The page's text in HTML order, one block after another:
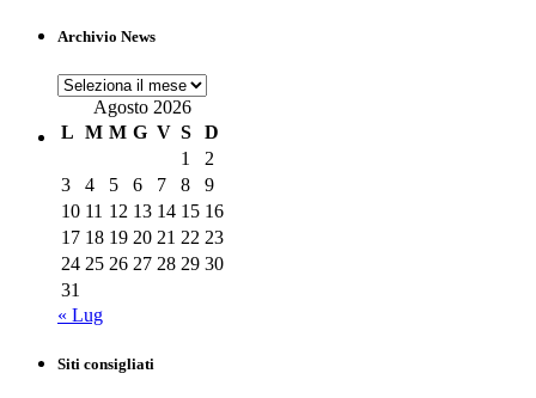
Archivio News
Archivio
NewsAgosto 2026
L M M G V S
D
1
2
3
4 5 6 7 8
9
10 11 12 13 14 15 16
17 18 19 20 21 22 23
24 25 26 27 28 29 30
31
« Lug
Siti consigliati